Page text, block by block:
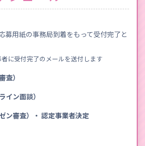
募用紙の事務局到着をもって受付完了と
に受付完了のメールを送付します
）
ン面談）
ン審査）・ 認定事業者決定